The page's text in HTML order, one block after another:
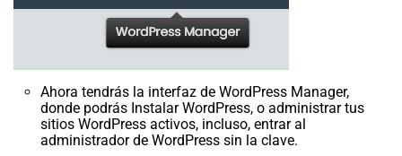
Ahora tendrás la interfaz de WordPress Manager,
donde podrás Instalar WordPress, o administrar tus
sitios WordPress activos, incluso, entrar al
administrador de WordPress sin la clave.